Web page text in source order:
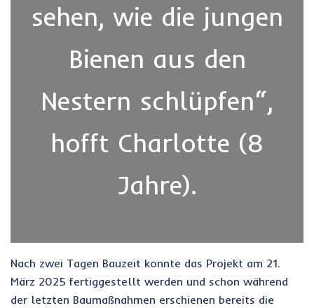
sehen, wie die jungen
Bienen aus den
Nestern schlüpfen“,
hofft Charlotte (8
Jahre).
Nach zwei Tagen Bauzeit konnte das Projekt am 21.
März 2025 fertiggestellt werden und schon während
der letzten Baumaßnahmen erschienen bereits die